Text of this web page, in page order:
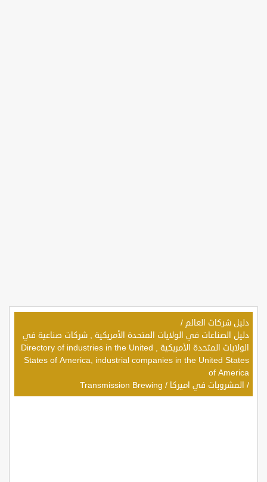
دليل شركات العالم /
دليل الصناعات في الولايات المتحدة الأمريكية , شركات صناعية في
الولايات المتحدة الأمريكية , Directory of industries in the United
States of America, industrial companies in the United States
of America
/ المشروبات في اميركا /
Transmission Brewing